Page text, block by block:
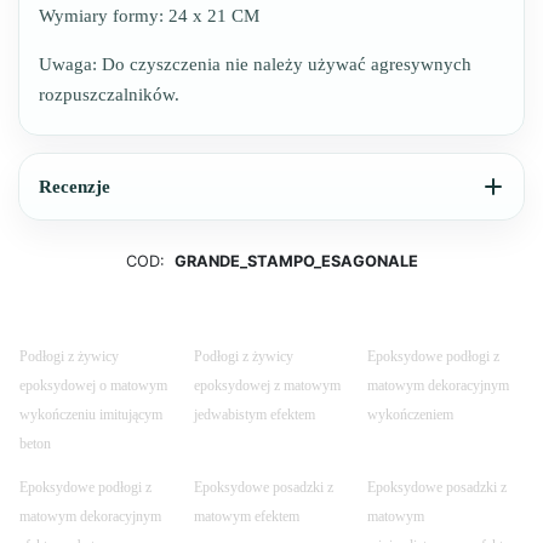
Wymiary formy: 24 x 21 CM
Uwaga: Do czyszczenia nie należy używać agresywnych
rozpuszczalników.
Recenzje
COD: GRANDE_STAMPO_ESAGONALE
Podłogi z żywicy
epoksydowej o matowym
wykończeniu imitującym
beton
Podłogi z żywicy
epoksydowej z matowym
jedwabistym efektem
Epoksydowe podłogi z
matowym dekoracyjnym
wykończeniem
Epoksydowe podłogi z
matowym dekoracyjnym
Epoksydowe posadzki z
matowym efektem
Epoksydowe posadzki z
matowym